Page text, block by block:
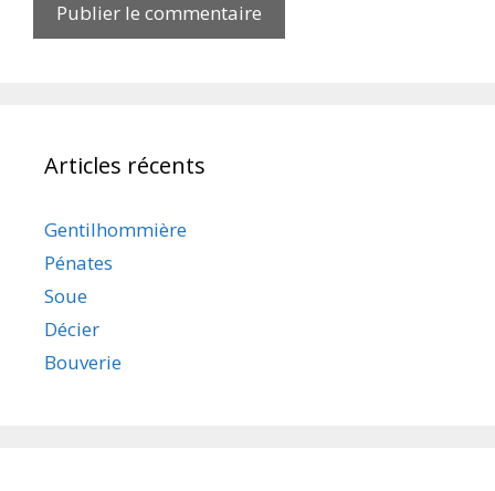
Articles récents
Gentilhommière
Pénates
Soue
Décier
Bouverie